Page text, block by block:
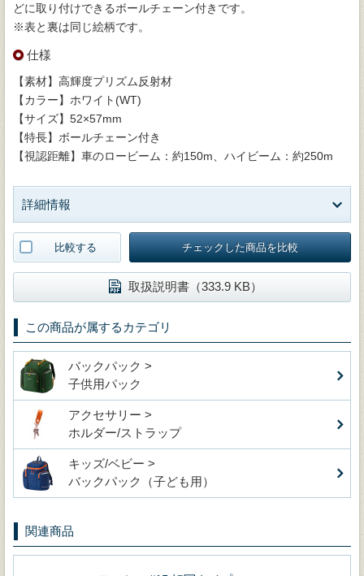
どに取り付けできるボールチェーン付きです。
※表と裏は同じ絵柄です。
仕様
【素材】高輝度プリズム反射材
【カラー】ホワイト(WT)
【サイズ】52×57mm
【特長】ボールチェーン付き
【視認距離】車のロービーム：約150m、ハイビーム：約250m
詳細情報
比較する チェックした商品を比較
取扱説明書（333.9 KB）
この商品が属するカテゴリ
バックパック >
子供用パック
アクセサリー >
ホルダー/ストラップ
キッズ/ベビー >
バックパック（子ども用）
関連商品